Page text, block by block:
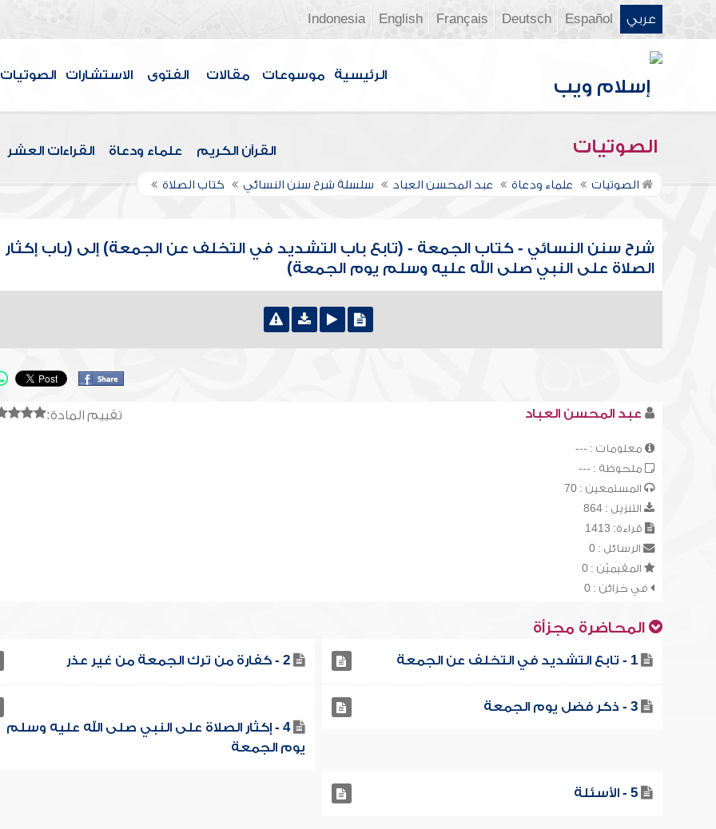
عربي Español
Deutsch
Français
English
Indonesia
الرئيسية موسوعات مقالات الفتوى الاستشارات الصوتيات
الصوتيات القرآن الكريم علماء ودعاة القراءات العشر
الصوتيات علماء ودعاة عبد المحسن العباد سلسلة شرح سنن النسائي كتاب الصلاة
شرح سنن النسائي - كتاب الجمعة - (تابع باب التشديد في التخلف عن الجمعة) إلى (باب إكثار
الصلاة على النبي صلى الله عليه وسلم يوم الجمعة)
تقييم المادة: عبد المحسن العباد
معلومات : ---
ملحوظة : ---
المستمعين : 70
التنزيل : 864
قراءة: 1413
الرسائل : 0
المقيميّن : 0
في خزائن : 0
المحاضرة مجزأة
1 - تابع التشديد في التخلف عن الجمعة 2 - كفارة من ترك الجمعة من غير عذر
3 - ذكر فضل يوم الجمعة
4 - إكثار الصلاة على النبي صلى الله عليه وسلم
يوم الجمعة
5 - الأسئلة